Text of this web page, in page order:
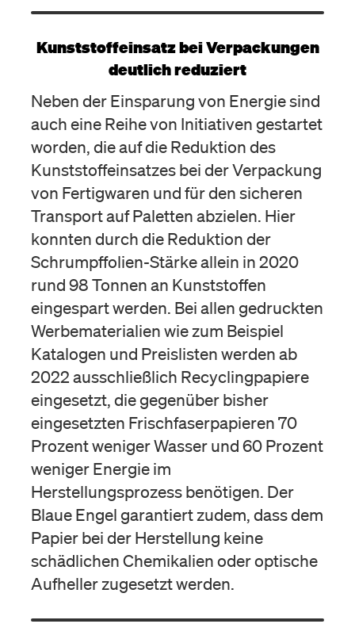
Kunststoffeinsatz bei Verpackungen
deutlich reduziert
Neben der Einsparung von Energie sind
auch eine Reihe von Initiativen gestartet
worden, die auf die Reduktion des
Kunststoffeinsatzes bei der Verpackung
von Fertigwaren und für den sicheren
Transport auf Paletten abzielen. Hier
konnten durch die Reduktion der
Schrumpffolien-Stärke allein in 2020
rund 98 Tonnen an Kunststoffen
eingespart werden. Bei allen gedruckten
Werbematerialien wie zum Beispiel
Katalogen und Preislisten werden ab
2022 ausschließlich Recyclingpapiere
eingesetzt, die gegenüber bisher
eingesetzten Frischfaserpapieren 70
Prozent weniger Wasser und 60 Prozent
weniger Energie im
Herstellungsprozess benötigen. Der
Blaue Engel garantiert zudem, dass dem
Papier bei der Herstellung keine
schädlichen Chemikalien oder optische
Aufheller zugesetzt werden.